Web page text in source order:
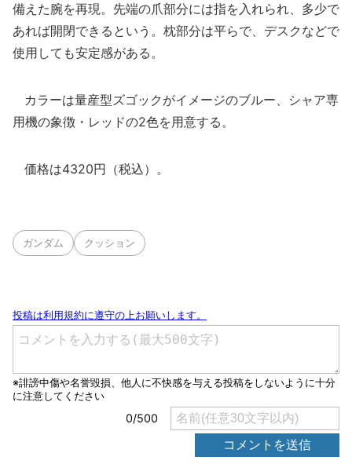
備えた腕を再現。先端の爪部分には指を入れられ、多少で
あれば開閉できるという。枕部分は平らで、デスクなどで
使用しても安定感がある。
カラーは量産型ズゴックがイメージのブルー、シャア専
用機の象徴・レッドの2色を用意する。
価格は4320円（税込）。
ガンダム クッション